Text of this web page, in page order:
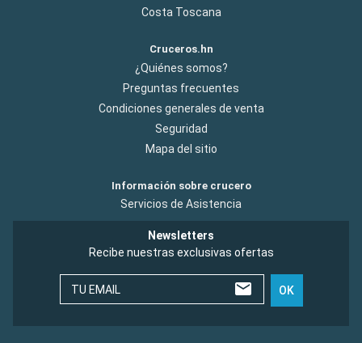
Costa Toscana
Cruceros.hn
¿Quiénes somos?
Preguntas frecuentes
Condiciones generales de venta
Seguridad
Mapa del sitio
Información sobre crucero
Servicios de Asistencia
Newsletters
Recibe nuestras exclusivas ofertas
TU EMAIL OK